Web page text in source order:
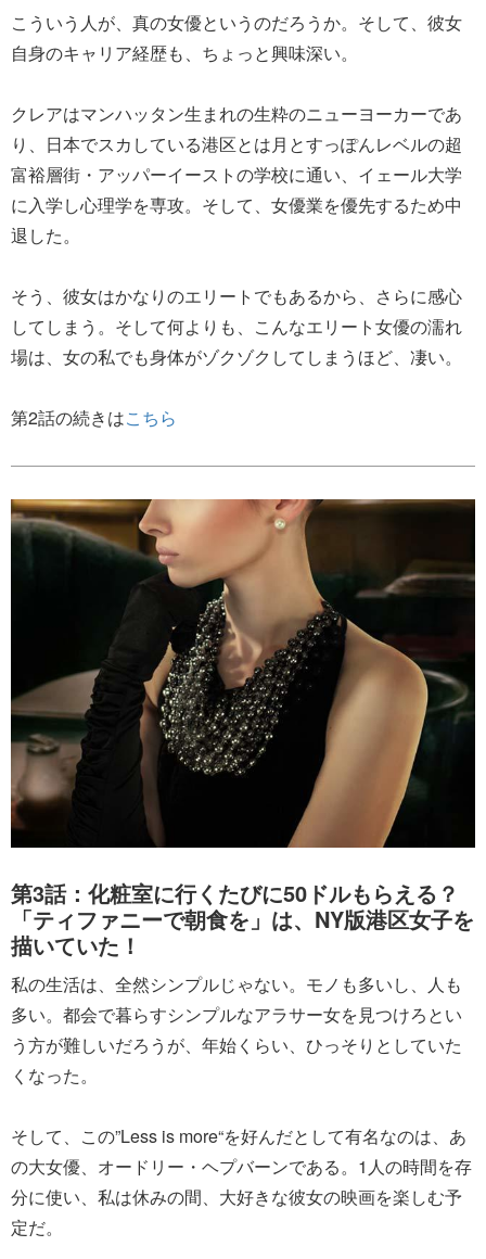
こういう人が、真の女優というのだろうか。そして、彼女
自身のキャリア経歴も、ちょっと興味深い。
クレアはマンハッタン生まれの生粋のニューヨーカーであ
り、日本でスカしている港区とは月とすっぽんレベルの超
富裕層街・アッパーイーストの学校に通い、イェール大学
に入学し心理学を専攻。そして、女優業を優先するため中
退した。
そう、彼女はかなりのエリートでもあるから、さらに感心
してしまう。そして何よりも、こんなエリート女優の濡れ
場は、女の私でも身体がゾクゾクしてしまうほど、凄い。
第2話の続きはこちら
第3話：化粧室に行くたびに50ドルもらえる？
「ティファニーで朝食を」は、NY版港区女子を
描いていた！
私の生活は、全然シンプルじゃない。モノも多いし、人も
多い。都会で暮らすシンプルなアラサー女を見つけろとい
う方が難しいだろうが、年始くらい、ひっそりとしていた
くなった。
そして、この”Less is more“を好んだとして有名なのは、あ
の大女優、オードリー・ヘプバーンである。1人の時間を存
分に使い、私は休みの間、大好きな彼女の映画を楽しむ予
定だ。